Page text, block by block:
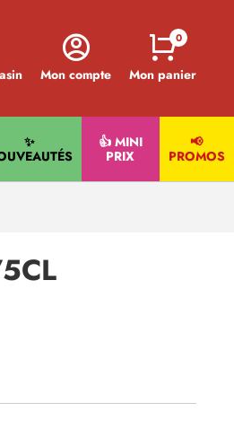
Mon compte Mon panier
0
✨
👍 MINI
PRIX
📢
PROMOS